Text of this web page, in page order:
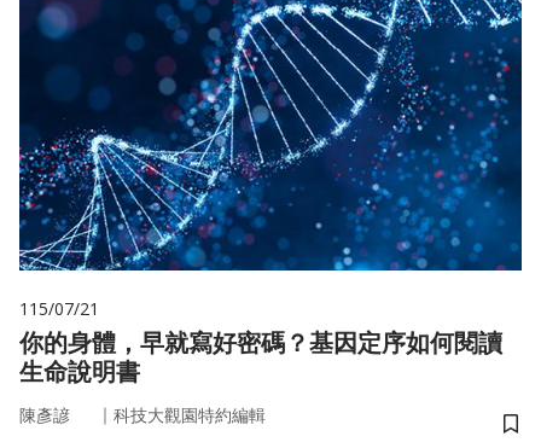
115/07/21
你的身體，早就寫好密碼？基因定序如何閱讀
生命說明書
陳彥諺 ｜ 科技大觀園特約編輯
儲